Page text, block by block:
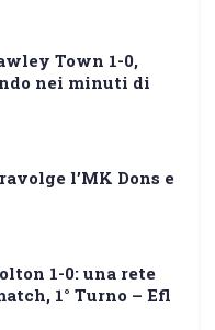
Town 1-0,
nei minuti di
l’MK Dons e
1-0: una rete
1° Turno – Efl